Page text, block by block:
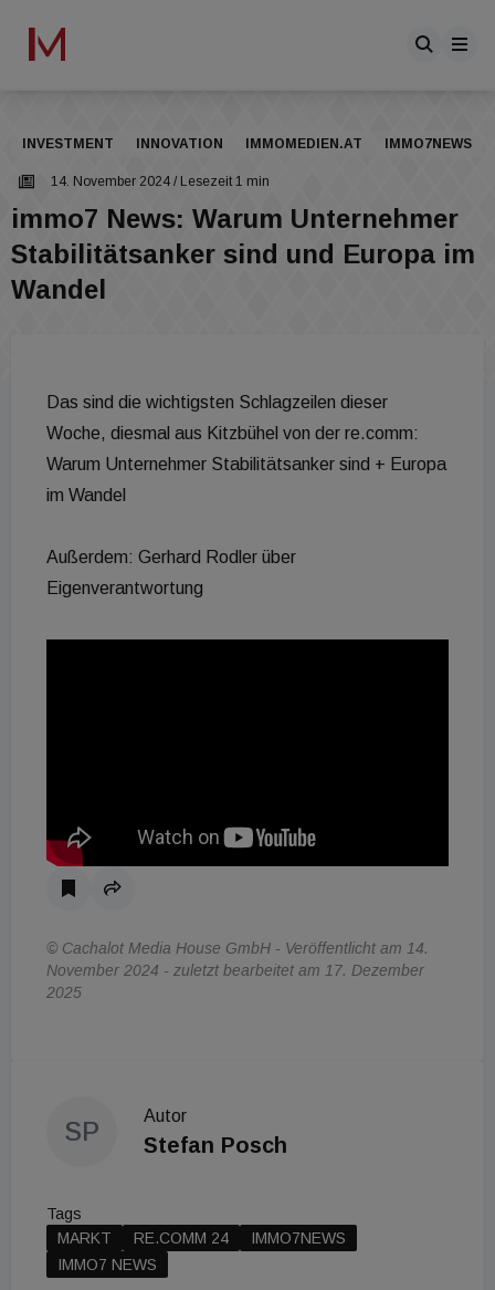
INVESTMENT INNOVATION IMMOMEDIEN.AT IMMO7NEWS
14. November 2024 / Lesezeit 1 min
immo7 News: Warum Unternehmer
Stabilitätsanker sind und Europa im
Wandel
Das sind die wichtigsten Schlagzeilen dieser
Woche, diesmal aus Kitzbühel von der re.comm:
Warum Unternehmer Stabilitätsanker sind + Europa
im Wandel
Außerdem: Gerhard Rodler über
Eigenverantwortung
© Cachalot Media House GmbH - Veröffentlicht am 14.
November 2024 - zuletzt bearbeitet am 17. Dezember
2025
SP
Autor
Stefan Posch
Tags
MARKT
RE.COMM 24
IMMO7NEWS
IMMO7 NEWS